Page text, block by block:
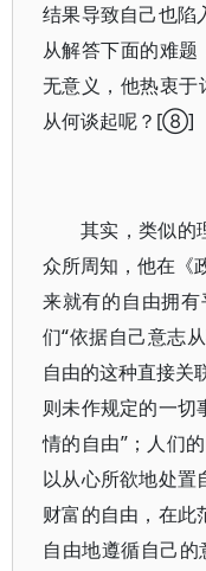
结果导致自己也陷
从解答下面的难题
无意义，他热衷于
从何谈起呢？[⑧]
其实，类似的
众所周知，他在《
来就有的自由拥
们“依据自己意志
自由的这种直接关
则未作规定的一
情的自由”；人们
以从心所欲地处置
财富的自由，在此
自由地遵循自己